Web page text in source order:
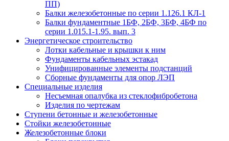
ПП)
Балки железобетонные по серии 1.126.1 КЛ-1
Балки фундаментные 1БФ, 2БФ, 3БФ, 4БФ по
серии 1.015.1-1.95. вып. 3
Энергетическое строительство
Лотки кабельные и крышки к ним
Фундаменты кабельных эстакад
Унифицированные элементы подстанций
Сборные фундаменты для опор ЛЭП
Специальные изделия
Несъемная опалубка из стеклофибробетона
Изделия по чертежам
Ступени бетонные и железобетонные
Стойки железобетонные
Железобетонные блоки